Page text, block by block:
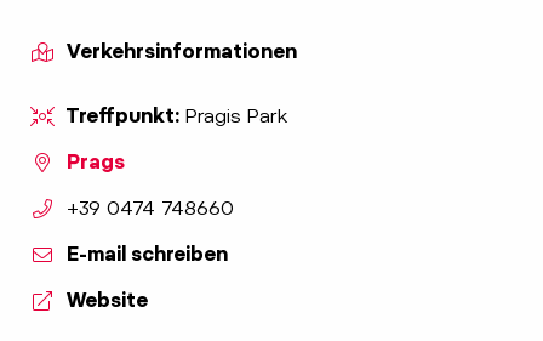
Verkehrsinformationen
Treffpunkt: Pragis Park
Prags
aria.phone:
+39 0474 748660
E-mail schreiben
Website